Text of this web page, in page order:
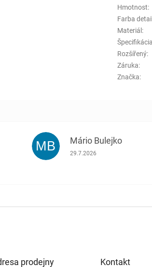
Hmotnost:
Farba
Materiál:
Rozšířený:
Záruka:
Značka:
5 z 5 hviezdičiek.
MB Mário Bulejko
Hodnotenie obchodu je 5 z
29.7.2026
prodejny Kontakt